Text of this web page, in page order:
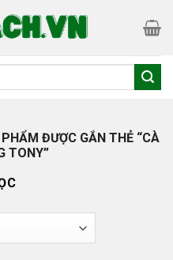
ĐƯỢC GẮN THẺ “CÀ
TONY”